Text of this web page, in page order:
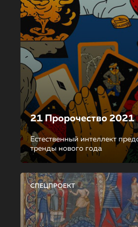
21 Пророчество 2021
Естественный интеллект
тренды нового года
СПЕЦПРОЕКТ